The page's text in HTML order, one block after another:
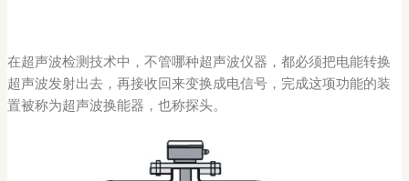
在超声波检测技术中，不管哪种超声波仪器，都必须把电能转换
超声波发射出去，再接收回来变换成电信号，完成这项功能的装
置被称为超声波换能器，也称探头。